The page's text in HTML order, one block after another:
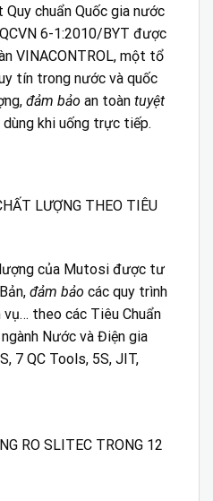
Quy chuẩn Quốc gia nước
6-1:2010/BYT được
VINACONTROL, một tổ
tín trong nước và quốc
đảm bảo an toàn tuyệt
khi uống trực tiếp.
LƯỢNG THEO TIÊU
của Mutosi được tư
đảm bảo các quy trình
theo các Tiêu Chuẩn
Nước và Điện gia
7 QC Tools, 5S, JIT,
RO SLITEC TRONG 12